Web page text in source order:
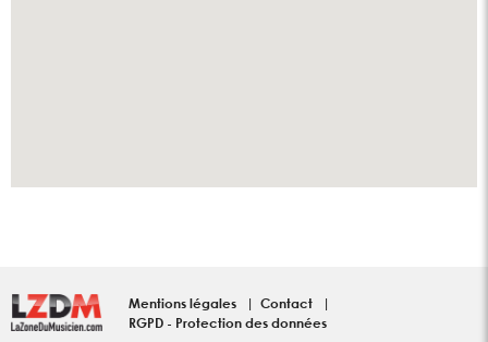
Mentions légales
Contact
RGPD - Protection des données